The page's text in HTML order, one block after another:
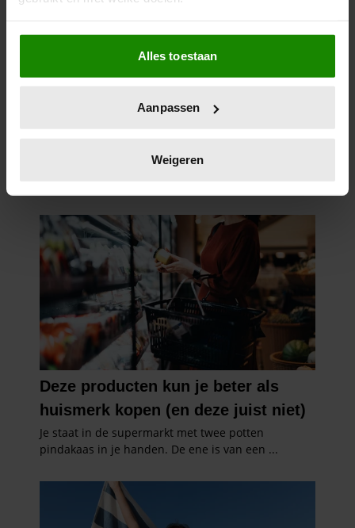
Als u het toestaat, willen we ook graag:
Informatie verzamelen over uw geografische
locatie, die tot een paar meter nauwkeurig kan zijn
scannen op specifieke eigenschappen (fingerprinting)
verwerkt en stel uw voorkeuren in het
intrekken in de Cookieverklaring.
We gebruiken cookies om content en advertenties te
personaliseren, om functies voor social media te bieden
en om ons websiteverkeer te analyseren. Ook delen we
informatie over uw gebruik van onze site met onze
partners voor social media, adverteren en analyse. Deze
partners kunnen deze gegevens combineren met andere
informatie die u aan ze heeft verstrekt of die ze hebben
verzameld op basis van uw gebruik van hun services. U
gaat akkoord met onze cookies als u onze website blijft
gebruiken.
Alles toestaan
Aanpassen
Weigeren